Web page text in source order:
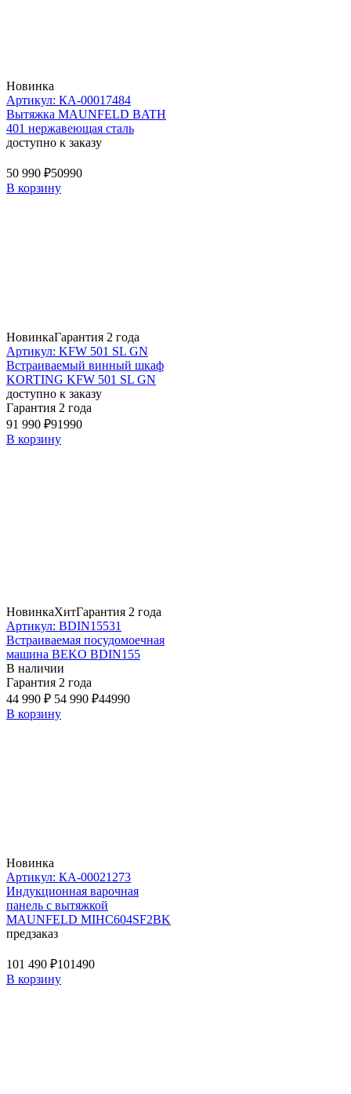
Новинка
Артикул: КА-00017484
Вытяжка MAUNFELD BATH
401 нержавеющая сталь
доступно к заказу
50 990 ₽50990
В корзину
НовинкаГарантия 2 года
Артикул: KFW 501 SL GN
Встраиваемый винный шкаф
KORTING KFW 501 SL GN
доступно к заказу
Гарантия 2 года
91 990 ₽91990
В корзину
НовинкаХитГарантия 2 года
Артикул: BDIN15531
Встраиваемая посудомоечная
машина BEKO BDIN155
В наличии
Гарантия 2 года
44 990 ₽ 54 990 ₽44990
В корзину
Новинка
Артикул: КА-00021273
Индукционная варочная
панель с вытяжкой
MAUNFELD MIHC604SF2BK
предзаказ
101 490 ₽101490
В корзину